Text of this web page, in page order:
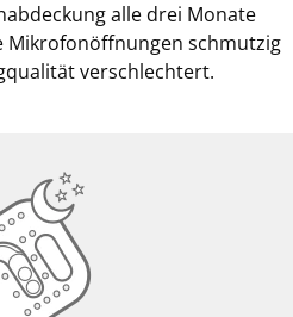
alle drei Monate
Mikrofonöffnungen schmutzig
verschlechtert.